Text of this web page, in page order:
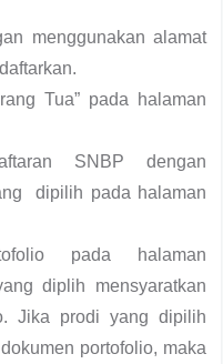
menggunakan alamat
Tua” pada halaman
SNBP dengan
dipilih pada halaman
pada halaman
diplih mensyaratkan
Jika prodi yang dipilih
portofolio, maka